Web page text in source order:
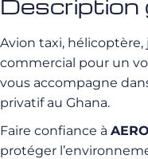
Description
Avion taxi,
commercial pour un
vous accompagne
privatif au Ghana.
Faire confiance à
protéger